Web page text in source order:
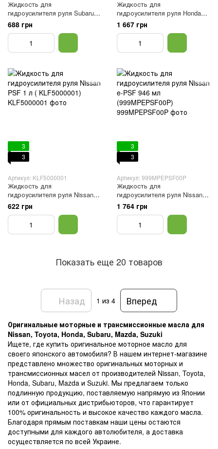
Жидкость для
гидроусилителя руля Subaru
PSF (PS-Fluid) 1 л
(K0515YA000)
688 грн
Жидкость для
гидроусилителя руля Honda
PSF-II 1 л (08285P9901Y73)
1 667 грн
3
3
Артикул: KLF5000001
Жидкость для
гидроусилителя руля Nissan
PSF 1 л ( KLF5000001)
622 грн
3
3
Артикул: 999MPEPSF00P
Жидкость для
гидроусилителя руля Nissan e-
PSF 946 мл (999MPEPSF00P)
1 764 грн
Показать еще 20 товаров
Назад 1 из 4 Вперед
Оригинальные моторные и трансмиссионные масла для
Nissan, Toyota, Honda, Subaru, Mazda, Suzuki
Ищете, где купить оригинальное моторное масло для
своего японского автомобиля? В нашем интернет-магазине
представлено множество оригинальных моторных и
трансмиссионных масел от производителей Nissan, Toyota,
Honda, Subaru, Mazda и Suzuki. Мы предлагаем только
подлинную продукцию, поставляемую напрямую из Японии
или от официальных дистрибьюторов, что гарантирует
100% оригинальность и высокое качество каждого масла.
Благодаря прямым поставкам наши цены остаются
доступными для каждого автолюбителя, а доставка
осуществляется по всей Украине.